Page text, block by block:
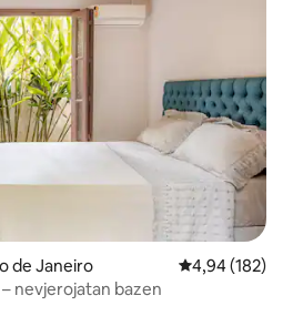
de Janeiro Prosječna
4,94 (182)
nevjerojatan bazen